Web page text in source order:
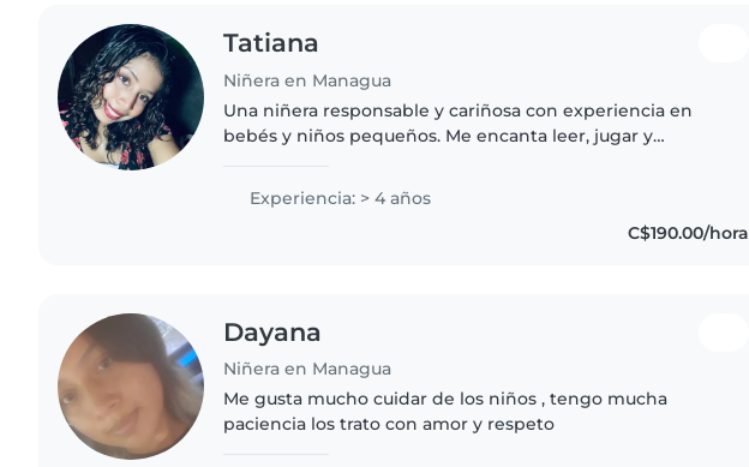
Tatiana
Niñera en Managua
Una niñera responsable y cariñosa con experiencia en
bebés y niños pequeños. Me encanta leer, jugar y
Experiencia: > 4 años
C$190.00/hora
Dayana
Niñera en Managua
Me gusta mucho cuidar de los niños , tengo mucha
paciencia los trato con amor y respeto